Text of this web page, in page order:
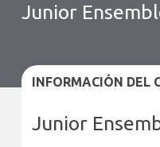
Junior
INFORMACIÓN DEL
Junior